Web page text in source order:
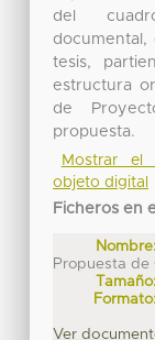
del
documental,
tesis,
estructura
de
propuesta.
Mostrar el
objeto digital
Ficheros en
Nombre:
Propuesta de
Tamaño:
Formato:
Ver